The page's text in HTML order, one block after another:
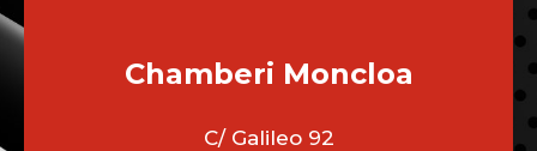
Chamberi Moncloa
C/ Galileo 92